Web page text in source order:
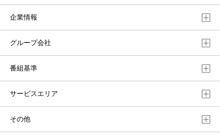
企業情報
グループ会社
番組基準
サービスエリア
その他